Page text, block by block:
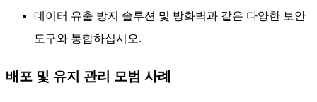
데이터 유출 방지 솔루션 및 방화벽과 같은 다양한 보안
도구와 통합하십시오.
배포 및 유지 관리 모범 사례